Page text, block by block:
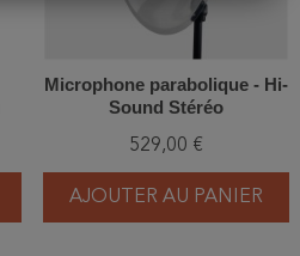
Microphone parabolique - Hi-
Sound Stéréo
529,00 €
AJOUTER AU PANIER